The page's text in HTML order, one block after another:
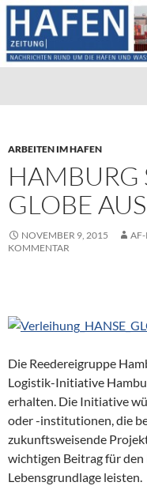
ARBEITEN IM HAFEN
HAMBURG
GLOBE
NOVEMBER 9, 2015 AF-
KOMMENTAR
Die Reedereigruppe
Logistik-Initiative
erhalten. Die Initiative
oder -institutionen, die
zukunftsweisende
wichtigen Beitrag für
Lebensgrundlage leisten.